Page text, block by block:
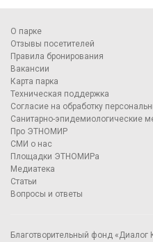
О парке
Отзывы посетителей
Правила бронирования
Вакансии
Карта парка
Техническая поддержка
Согласие на обработку
Санитарно-эпидемиологические
Про ЭТНОМИР
СМИ о нас
Площадки ЭТНОМИРа
Медиатека
Статьи
Вопросы и ответы
Благотворительный фонд «Диалог